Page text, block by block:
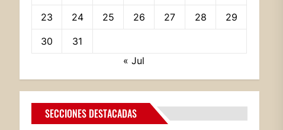
23 24 25 26 27 28 29
30
31
« Jul
SECCIONES DESTACADAS